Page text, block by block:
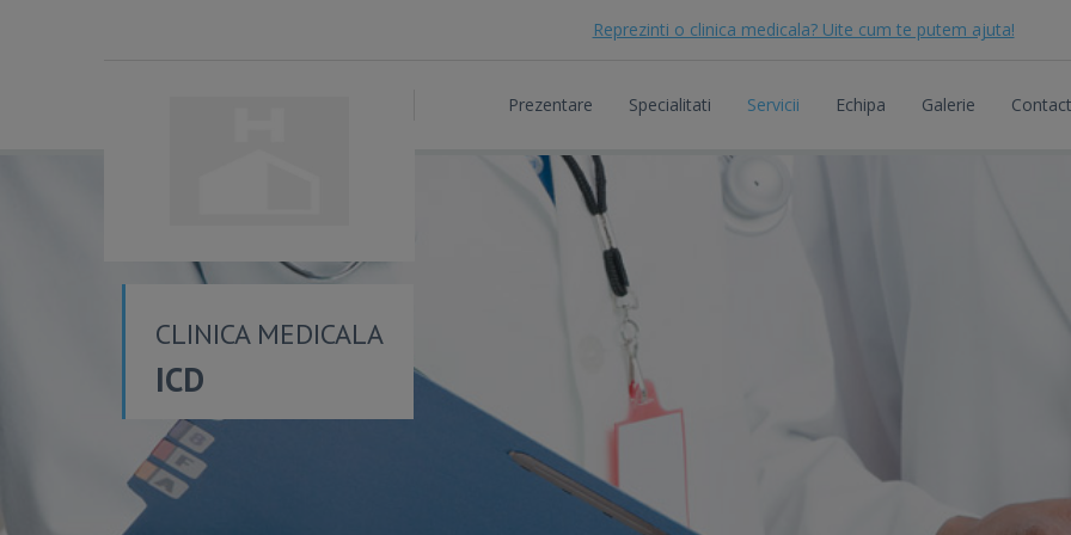
Reprezinti o clinica medicala? Uite cum te putem ajuta!
Prezentare Specialitati Servicii Echipa Galerie Contact
CLINICA MEDICALA
ICD